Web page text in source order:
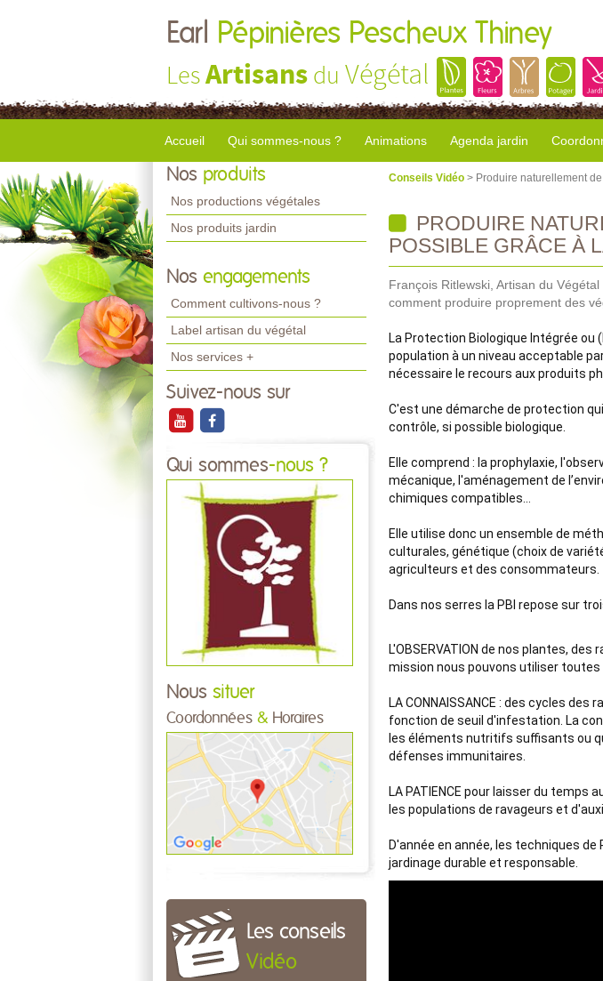
Earl Pépinières Pescheux Thiney
LesArtisans du Végétal
Accueil Qui sommes-nous ? Animations Agenda jardin
Nos produits
Nos productions végétales
Nos produits jardin
Nos engagements
Comment cultivons-nous ?
Label artisan du végétal
Nos services +
Suivez-nous sur
Qui sommes-nous ?
Nous situer
Coordonnées & Horaires
Les conseils
Vidéo
Conseils Vidéo > Produire naturellement
PRODUIRE
POSSIBLE GRÂCE À
François Ritlewski, Artisan du
comment produire proprement des
La Protection Biologique Intégrée ou
population à un niveau acceptable
nécessaire le recours aux produits
C'est une démarche de protection
contrôle, si possible biologique.
Elle comprend : la prophylaxie,
mécanique, l'aménagement de
chimiques compatibles…
Elle utilise donc un ensemble de
culturales, génétique (choix de
agriculteurs et des consommateurs.
Dans nos serres la PBI repose sur
L'OBSERVATION de nos plantes,
mission nous pouvons utiliser toutes
LA CONNAISSANCE : des cycles
fonction de seuil d'infestation. La
les éléments nutritifs suffisants ou
défenses immunitaires.
LA PATIENCE pour laisser du
les populations de ravageurs et
D'année en année, les techniques
jardinage durable et responsable.